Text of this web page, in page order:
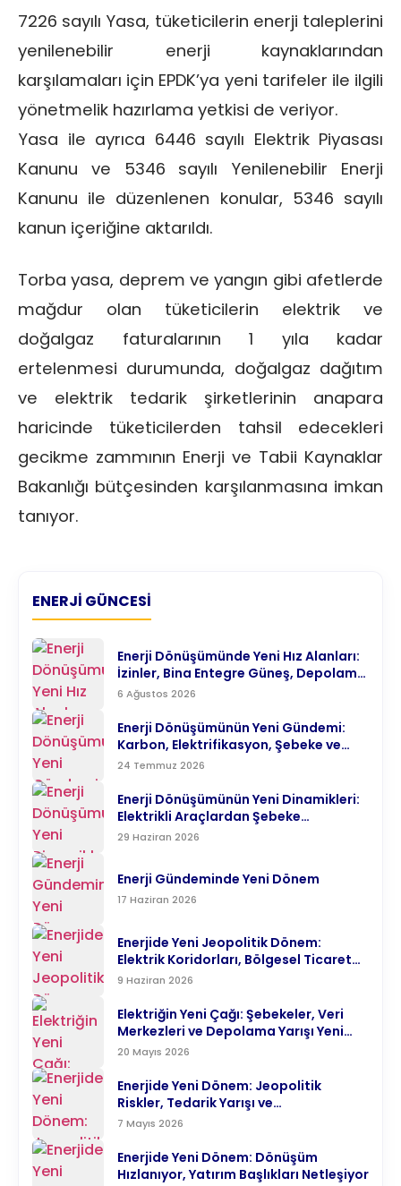
7226 sayılı Yasa, tüketicilerin enerji taleplerini
yenilenebilir enerji kaynaklarından
karşılamaları için EPDK’ya yeni tarifeler ile ilgili
yönetmelik hazırlama yetkisi de veriyor.
Yasa ile ayrıca 6446 sayılı Elektrik Piyasası
Kanunu ve 5346 sayılı Yenilenebilir Enerji
Kanunu ile düzenlenen konular, 5346 sayılı
kanun içeriğine aktarıldı.
Torba yasa, deprem ve yangın gibi afetlerde
mağdur olan tüketicilerin elektrik ve
doğalgaz faturalarının 1 yıla kadar
ertelenmesi durumunda, doğalgaz dağıtım
ve elektrik tedarik şirketlerinin anapara
haricinde tüketicilerden tahsil edecekleri
gecikme zammının Enerji ve Tabii Kaynaklar
Bakanlığı bütçesinden karşılanmasına imkan
tanıyor.
ENERJI GÜNCESI
Enerji Dönüşümünde Yeni Hız Alanları:
İzinler, Bina Entegre Güneş, Depolama
ve Elektrifikasyon
6 Ağustos 2026
Enerji Dönüşümünün Yeni Gündemi:
Karbon, Elektrifikasyon, Şebeke ve
Teknoloji
24 Temmuz 2026
Enerji Dönüşümünün Yeni Dinamikleri:
Elektrikli Araçlardan Şebeke
Modernizasyonuna
29 Haziran 2026
Enerji Gündeminde Yeni Dönem
17 Haziran 2026
Enerjide Yeni Jeopolitik Dönem:
Elektrik Koridorları, Bölgesel Ticaret
ve Türkiye’nin Enerji Merkezi Hedefi
9 Haziran 2026
Elektriğin Yeni Çağı: Şebekeler, Veri
Merkezleri ve Depolama Yarışı Yeni
Enerji Denklemine Yön Veriyor
20 Mayıs 2026
Enerjide Yeni Dönem: Jeopolitik
Riskler, Tedarik Yarışı ve
Karbonsuzlaşma Aynı Anda Hızlanıyor
7 Mayıs 2026
Enerjide Yeni Dönem: Dönüşüm
Hızlanıyor, Yatırım Başlıkları Netleşiyor